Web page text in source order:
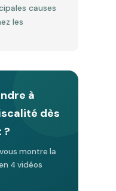
causes
les
à
dès
?
montre la
4 vidéos